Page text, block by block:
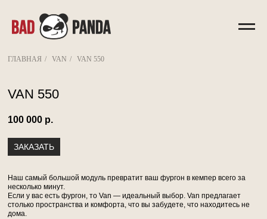
ГЛАВНАЯ / VAN / VAN 550
VAN 550
100 000 р.
ЗАКАЗАТЬ
Наш самый большой модуль превратит ваш фургон в кемпер всего за
несколько минут.
Если у вас есть фургон, то Van — идеальный выбор. Van предлагает
столько пространства и комфорта, что вы забудете, что находитесь не
дома.